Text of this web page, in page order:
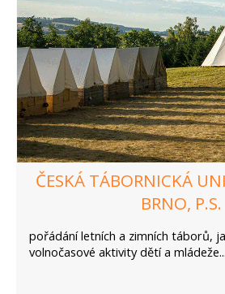
ČESKÁ TÁBORNICKÁ
BRNO, P.S.
pořádání letních a zimních táborů,
volnočasové aktivity dětí a mládeže...